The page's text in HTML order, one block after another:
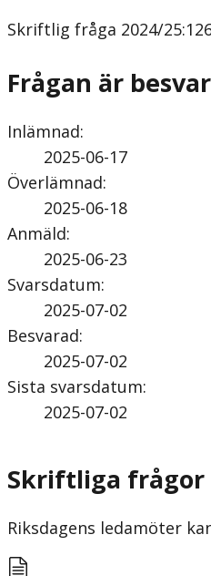
Skriftlig fråga 2024/
Frågan är
Inlämnad:
2025-06-17
Överlämnad:
2025-06-18
Anmäld:
2025-06-23
Svarsdatum:
2025-07-02
Besvarad:
2025-07-02
Sista svarsdatum:
2025-07-02
Skriftliga frågor
Riksdagens ledamöter